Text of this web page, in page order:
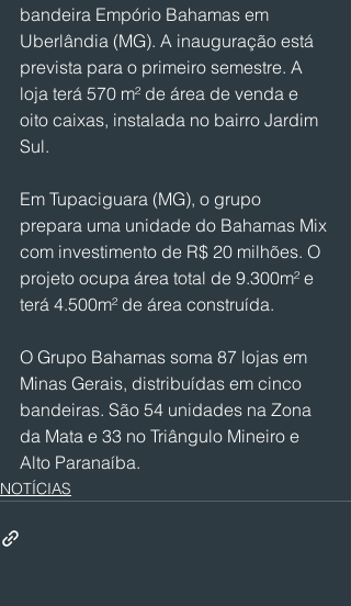
bandeira Empório Bahamas em
Uberlândia (MG). A inauguração está
prevista para o primeiro semestre. A
loja terá 570 m² de área de venda e
oito caixas, instalada no bairro Jardim
Sul.
Em Tupaciguara (MG), o grupo
prepara uma unidade do Bahamas Mix
com investimento de R$ 20 milhões. O
projeto ocupa área total de 9.300m² e
terá 4.500m² de área construída.
O Grupo Bahamas soma 87 lojas em
Minas Gerais, distribuídas em cinco
bandeiras. São 54 unidades na Zona
da Mata e 33 no Triângulo Mineiro e
Alto Paranaíba.
NOTÍCIAS